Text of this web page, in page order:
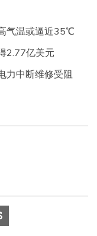
气温或逼近35℃
2.77亿美元
力中断维修受阻